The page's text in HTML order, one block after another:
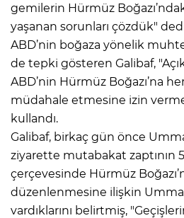
gemilerin Hürmüz
yaşanan sorunları çözdük"
ABD’nin boğaza yönelik
de tepki gösteren Galibaf,
ABD’nin Hürmüz Boğazı’na
müdahale etmesine izin
kullandı.
Galibaf, birkaç gün önce
ziyarette mutabakat zaptının
çerçevesinde Hürmüz
düzenlenmesine ilişkin
vardıklarını belirtmiş,